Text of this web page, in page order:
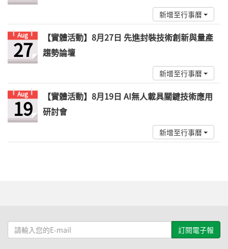
新增至行事曆
Aug
27
【實體活動】8月27日 先進封裝技術創新與量產
趨勢論壇
新增至行事曆
Aug
19
【實體活動】8月19日 AI無人載具關鍵技術應用
研討會
新增至行事曆
請
輸